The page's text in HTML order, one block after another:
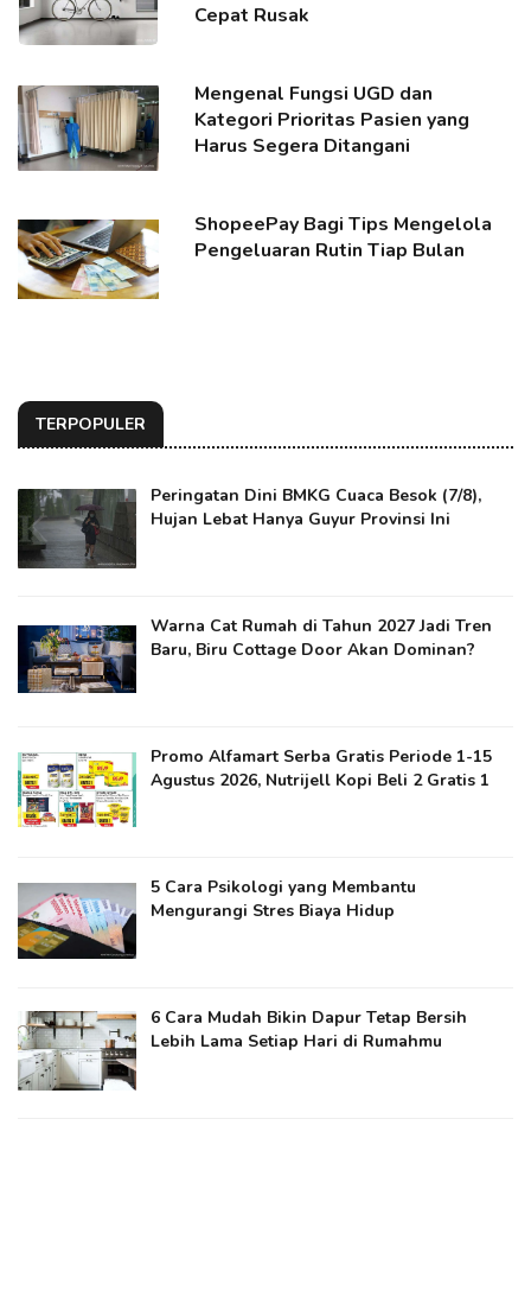
Cepat Rusak
Mengenal Fungsi UGD dan
Kategori Prioritas Pasien yang
Harus Segera Ditangani
ShopeePay Bagi Tips Mengelola
Pengeluaran Rutin Tiap Bulan
TERPOPULER
Peringatan Dini BMKG Cuaca Besok (7/8),
Hujan Lebat Hanya Guyur Provinsi Ini
Warna Cat Rumah di Tahun 2027 Jadi Tren
Baru, Biru Cottage Door Akan Dominan?
Promo Alfamart Serba Gratis Periode 1-15
Agustus 2026, Nutrijell Kopi Beli 2 Gratis 1
5 Cara Psikologi yang Membantu
Mengurangi Stres Biaya Hidup
6 Cara Mudah Bikin Dapur Tetap Bersih
Lebih Lama Setiap Hari di Rumahmu